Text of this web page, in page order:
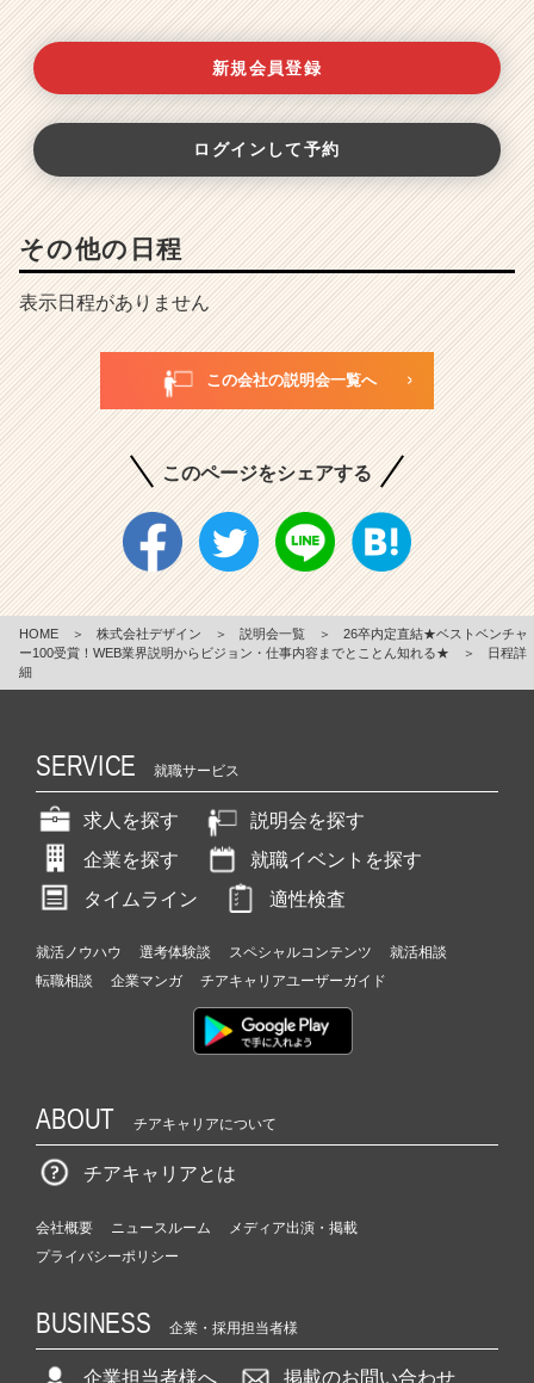
新規会員登録
ログインして予約
その他の日程
表示日程がありません
この会社の説明会一覧へ
このページをシェアする
HOME ＞ 株式会社デザイン ＞ 説明会一覧 ＞
26卒内定直結★ベストベンチャ
ー100受賞！WEB業界説明からビジョン・仕事内容までとことん知れる★
＞
日程詳
細
SERVICE 就職サービス
求人を探す
説明会を探す
企業を探す
就職イベントを探す
タイムライン
適性検査
就活ノウハウ 選考体験談 スペシャルコンテンツ
就活相談
転職相談
企業マンガ チアキャリアユーザーガイド
ABOUT チアキャリアについて
チアキャリアとは
会社概要 ニュースルーム
メディア出演・掲載
プライバシーポリシー
BUSINESS 企業・採用担当者様
企業担当者様へ 掲載のお問い合わせ